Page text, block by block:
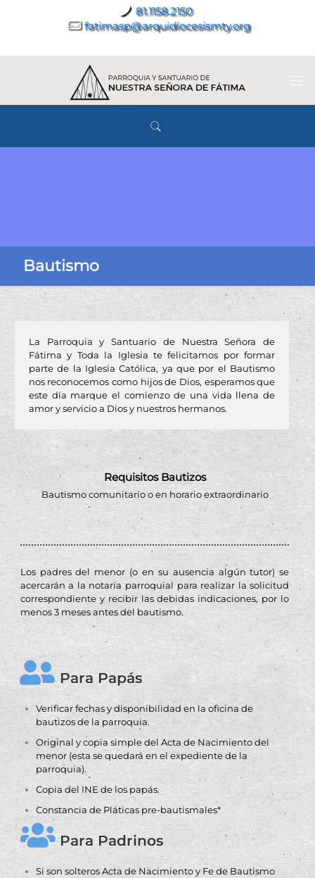
81.1158.2150
fatimasp@arquidiocesismty.org
Bautismo
La Parroquia y Santuario de Nuestra Señora de
Fátima y Toda la Iglesia te felicitamos por formar
parte de la Iglesia Católica, ya que por el Bautismo
nos reconocemos como hijos de Dios, esperamos que
este día marque el comienzo de una vida llena de
amor y servicio a Dios y nuestros hermanos.
Requisitos Bautizos
Bautismo comunitario o en horario extraordinario
Los padres del menor (o en su ausencia algún tutor) se
acercarán a la notaría parroquial para realizar la solicitud
correspondiente y recibir las debidas indicaciones, por lo
menos 3 meses antes del bautismo.
Verificar fechas y disponibilidad en la oficina de
bautizos de la parroquia.
Original y copia simple del Acta de Nacimiento del
menor (esta se quedará en el expediente de la
parroquia).
Copia del INE de los papás.
Constancia de Pláticas pre-bautismales*
Si son solteros Acta de Nacimiento y Fe de Bautismo